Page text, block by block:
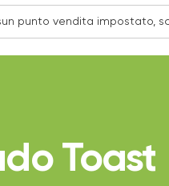
Toast